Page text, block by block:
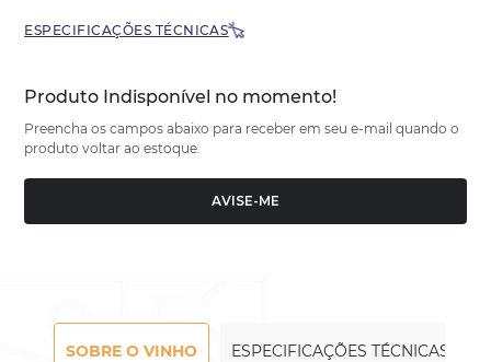
ESPECIFICAÇÕES TÉCNICAS
Produto Indisponível no momento!
Preencha os campos abaixo para receber em seu e-mail quando o
produto voltar ao estoque.
AVISE-ME
SOBRE O VINHO ESPECIFICAÇÕES TÉCNICAS